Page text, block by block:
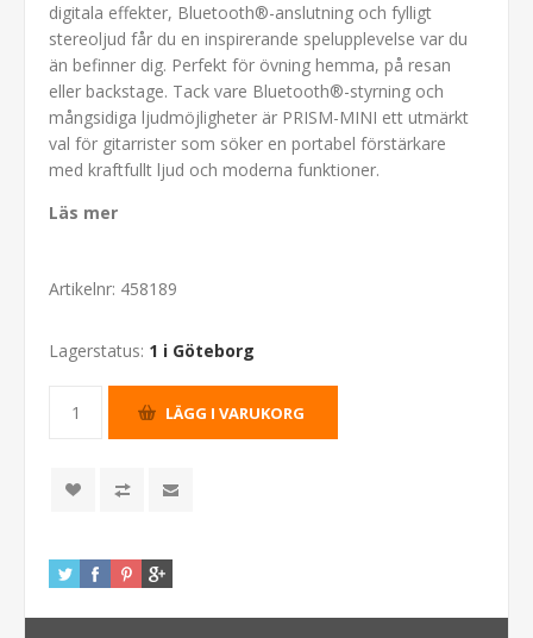
digitala effekter, Bluetooth®-anslutning och fylligt
stereoljud får du en inspirerande spelupplevelse var du
än befinner dig. Perfekt för övning hemma, på resan
eller backstage. Tack vare Bluetooth®-styrning och
mångsidiga ljudmöjligheter är PRISM-MINI ett utmärkt
val för gitarrister som söker en portabel förstärkare
med kraftfullt ljud och moderna funktioner.
Läs mer
Artikelnr: 458189
Lagerstatus: 1 i Göteborg